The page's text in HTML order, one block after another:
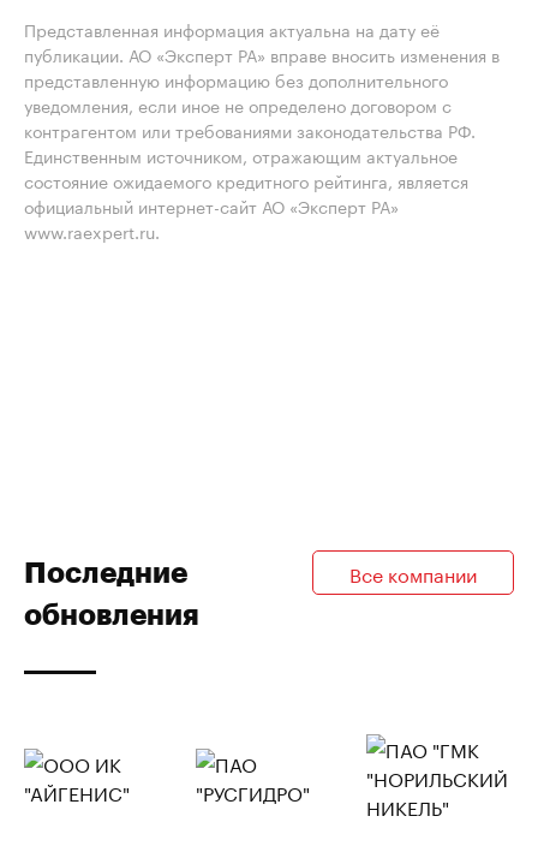
Представленная информация актуальна на дату её
публикации. АО «Эксперт РА» вправе вносить изменения в
представленную информацию без дополнительного
уведомления, если иное не определено договором с
контрагентом или требованиями законодательства РФ.
Единственным источником, отражающим актуальное
состояние ожидаемого кредитного рейтинга, является
официальный интернет-сайт АО «Эксперт РА»
www.raexpert.ru.
Последние
обновления
Все компании